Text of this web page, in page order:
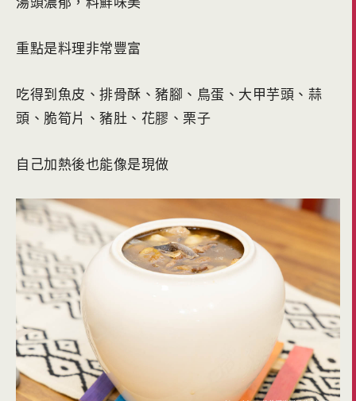
重點是料理非常豐富
吃得到魚皮、排骨酥、豬腳、鳥蛋、大甲芋頭、蒜
頭、脆筍片、豬肚、花膠、栗子
自己加熱後也能像是現做